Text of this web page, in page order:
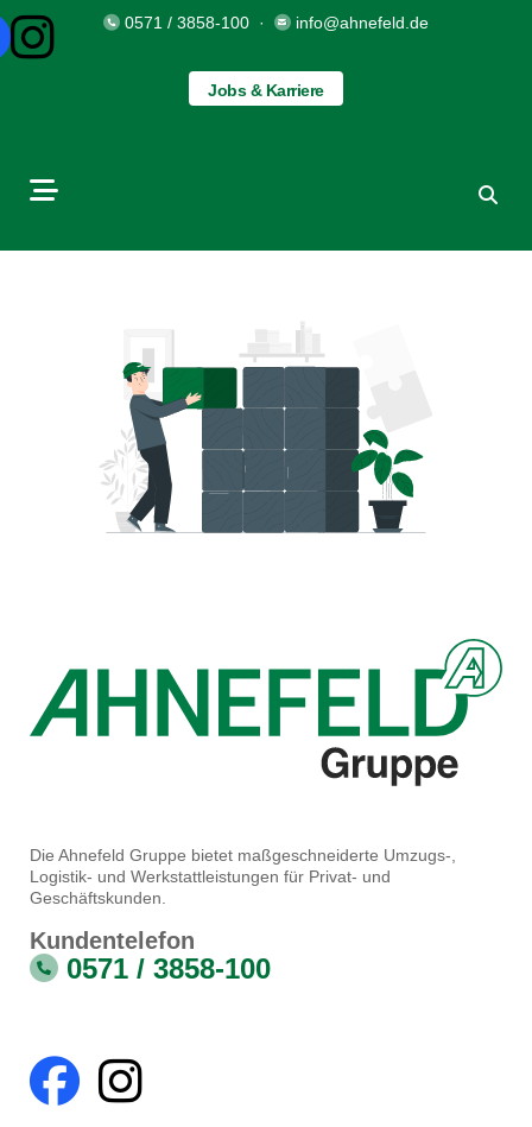
0571 / 3858-100 · info@ahnefeld.de
Jobs & Karriere
Die Ahnefeld Gruppe bietet maßgeschneiderte Umzugs-,
Logistik- und Werkstattleistungen für Privat- und
Geschäftskunden.
Kundentelefon
0571 / 3858-100